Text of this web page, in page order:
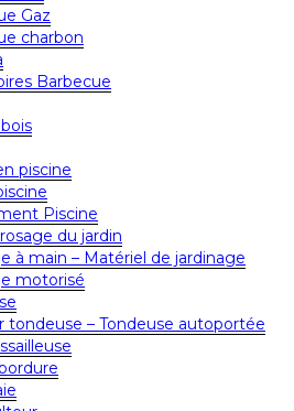
Gaz
charbon
Barbecue
piscine
Piscine
du jardin
à main – Matériel de jardinage
motorisé
tondeuse – Tondeuse autoportée